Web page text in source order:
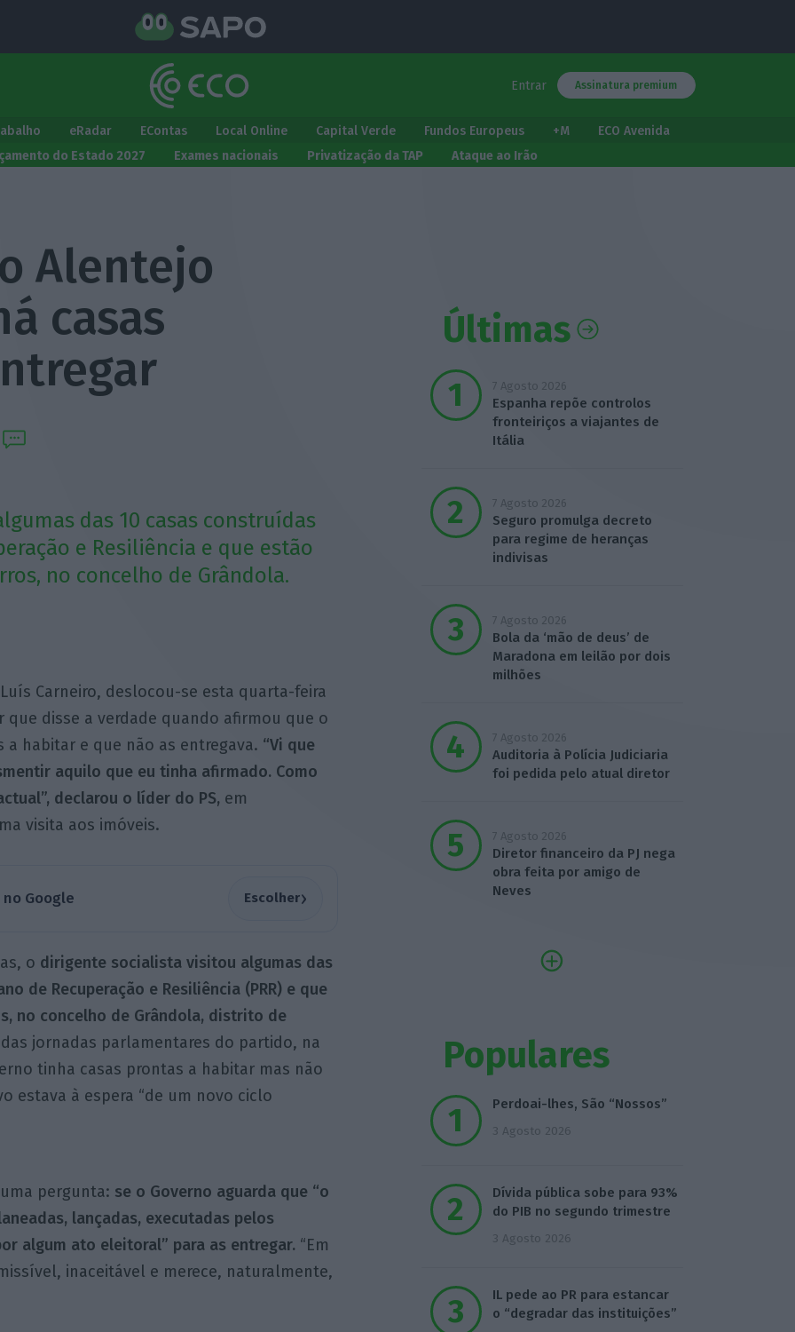
Entrar Assinatura premium
eRadar EContas Local Online Capital Verde Fundos Europeus +M
ECO Avenida
do Estado 2027 Exames nacionais Privatização da TAP Ataque ao Irão
Alentejo
casas
das 10 casas construídas
e Resiliência e que estão
no concelho de Grândola.
Carneiro, deslocou-se esta quarta-feira
que disse a verdade quando afirmou que o
a habitar e que não as entregava. “Vi que
aquilo que eu tinha afirmado. Como
declarou o líder do PS, em
visita aos imóveis.
Google Escolher›
o dirigente socialista visitou algumas das
de Recuperação e Resiliência (PRR) e que
no concelho de Grândola, distrito de
jornadas parlamentares do partido, na
tinha casas prontas a habitar mas não
estava à espera “de um novo ciclo
pergunta: se o Governo aguarda que “o
lançadas, executadas pelos
algum ato eleitoral” para as entregar. “Em
inaceitável e merece, naturalmente,
Últimas
7 Agosto 2026
Espanha repõe controlos
fronteiriços a viajantes de
Itália
7 Agosto 2026
Seguro promulga decreto
para regime de heranças
indivisas
7 Agosto 2026
Bola da ‘mão de deus’ de
Maradona em leilão por dois
milhões
7 Agosto 2026
Auditoria à Polícia Judiciaria
foi pedida pelo atual diretor
7 Agosto 2026
Diretor financeiro da PJ nega
obra feita por amigo de
Neves
Populares
Perdoai-lhes, São “Nossos”
3 Agosto 2026
Dívida pública sobe para 93%
do PIB no segundo trimestre
3 Agosto 2026
IL pede ao PR para estancar
o “degradar das instituições”